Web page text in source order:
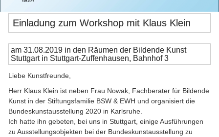
Einladung zum Workshop mit Klaus Klein
am 31.08.2019 in den Räumen der Bildende Kunst
Stuttgart in Stuttgart-Zuffenhausen, Bahnhof 3
Liebe Kunstfreunde,
Herr Klaus Klein ist neben Frau Nowak, Fachberater für Bildende
Kunst in der Stiftungsfamilie BSW & EWH und organisiert die
Bundeskunstausstellung 2020 in Karlsruhe.
Ich hatte ihn gebeten, bei uns in Stuttgart, einige Ausführungen
zu Ausstellungsobjekten bei der Bundeskunstausstellung zu